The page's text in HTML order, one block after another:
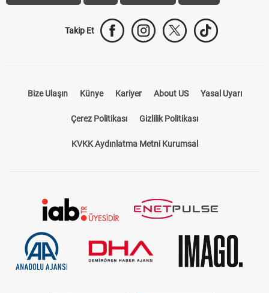
Takip Et
Bize Ulaşın Künye Kariyer About US Yasal Uyarı
Çerez Politikası Gizlilik Politikası
KVKK Aydınlatma Metni Kurumsal